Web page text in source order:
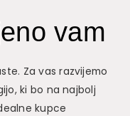
vam
Za vas razvijemo
ki bo na najbolj
kupce